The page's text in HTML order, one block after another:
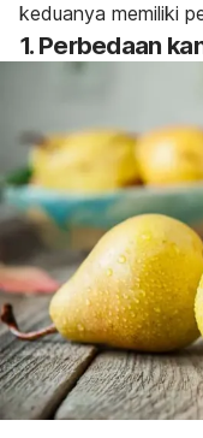
keduanya memiliki
1. Perbedaan